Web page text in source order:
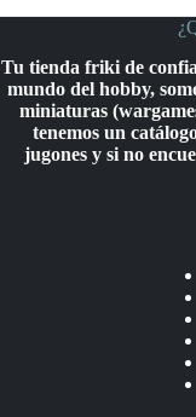
Tu tienda friki de
mundo del hobby,
miniaturas
tenemos un
jugones y si no